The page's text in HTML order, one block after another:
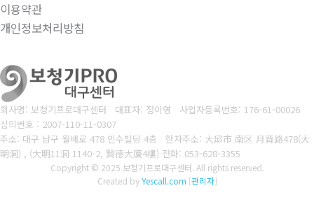
이용약관
개인정보처리방침
회사명: 보청기프로대구센터 대표자: 정이영 사업자등록번호: 176-61-00026
심의번호 : 2007-110-11-0307
주소: 대구 남구 월배로 478 인수빌딩 4층 한자주소: 大邱市 南区 月背路478(大
明洞) , (大明11洞 1140-2, 賢德大廈4樓) 전화: 053-628-3355
Copyright © 2025 보청기프로대구센터. All rights reserved.
Created byYescall.com [관리자]